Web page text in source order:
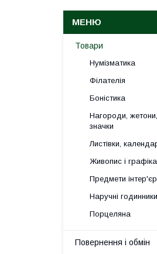
Товари
Нумізматика
Філателія
Боністика
Нагороди,
значки
Листівки,
Живопис і графіка
Предмети
Наручні годинники
Порцеляна
Повернення і обмін